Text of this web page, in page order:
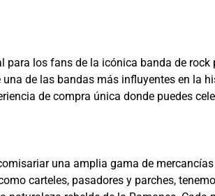
para los fans de la icónica banda de
de las bandas más influyentes en la
de compra única donde puedes
una amplia gama de
carteles, pasadores y parches,